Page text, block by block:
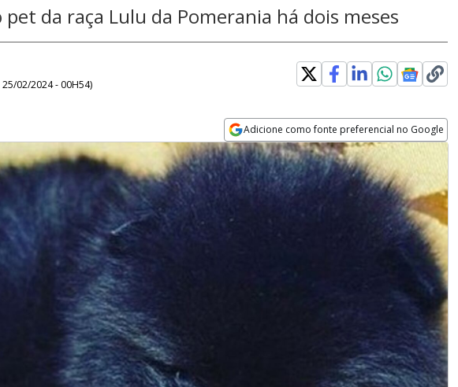
da raça Lulu da Pomerania há dois meses
25/02/2024 - 00H54)
Adicione como fonte preferencial no Google
Opens in new window